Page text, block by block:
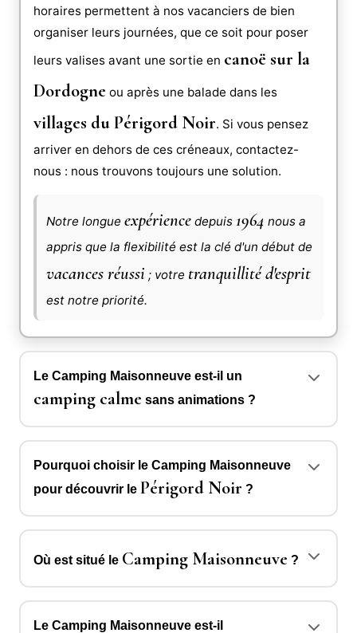
horaires permettent à nos vacanciers de bien
organiser leurs journées, que ce soit pour poser
leurs valises avant une sortie en canoë sur la
Dordogne ou après une balade dans les
villages du Périgord Noir. Si vous pensez
arriver en dehors de ces créneaux, contactez-
nous : nous trouvons toujours une solution.
Notre longue expérience depuis 1964 nous a
appris que la flexibilité est la clé d'un début de
vacances réussi ; votre tranquillité d'esprit
est notre priorité.
Le Camping Maisonneuve est-il un
camping calme sans animations ?
Pourquoi choisir le Camping Maisonneuve
pour découvrir le Périgord Noir ?
Où est situé le Camping Maisonneuve ?
Le Camping Maisonneuve est-il